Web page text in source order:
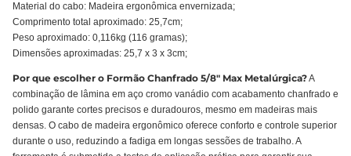
Material do cabo: Madeira ergonômica envernizada;
Comprimento total aproximado: 25,7cm;
Peso aproximado: 0,116kg (116 gramas);
Dimensões aproximadas: 25,7 x 3 x 3cm;
Por que escolher o Formão Chanfrado 5/8" Max Metalúrgica?A
combinação de lâmina em aço cromo vanádio com acabamento chanfrado e
polido garante cortes precisos e duradouros, mesmo em madeiras mais
densas. O cabo de madeira ergonômico oferece conforto e controle superior
durante o uso, reduzindo a fadiga em longas sessões de trabalho. A